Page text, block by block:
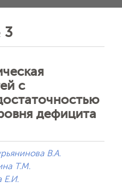
3
с
дефицита
В.А.
Т.М.
Е.И.